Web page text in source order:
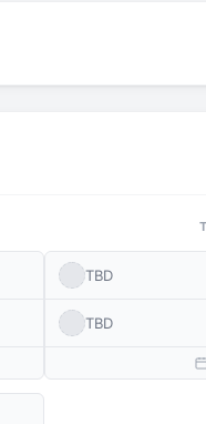
TBD
TBD